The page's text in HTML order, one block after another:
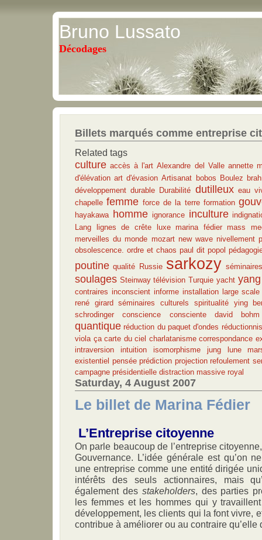
Bruno Lussato
Décodages
Billets marqués comme entreprise
Related tags
culture accès à l'art Alexandre del Valle annette
d'élévation art d'évasion Artisanat bobos Boulez
développement durable Durabilité dutilleux eau
chapelle femme force de la terre formation
hayakawa homme ignorance inculture
Lang
lignes de crête luxe marina fédier mass
merveilles du monde mozart new wave nivellement
obsolescence. ordre et chaos paul dit popol
poutine qualité Russie sarkozy
soulages Steinway télévision Turquie yacht yang
contraires inconscient informe installation
large
rené girard
séminaires culturels spiritualité ying
schrodinger
conscience consciente david bohm
quantique réduction du paquet d'ondes
viola ça carte du ciel charlatanisme correspondance
intraversion
intuition isomorphisme jung lune
existentiel pensée prédiction projection refoulement
campagne présidentielle distraction massive royal
Saturday, 4 August 2007
Le billet de Marina Fédier
L’Entreprise citoyenne
On parle beaucoup de l’entreprise
Gouvernance. L’idée générale est qu’on
une entreprise comme une entité dirigée
intérêts des seuls actionnaires, mais
également des stakeholders, des parties
les femmes et les hommes qui y
développement, les clients qui la font vivre,
contribue à améliorer ou au contraire qu’elle